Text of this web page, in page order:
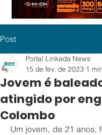
Post
Jovem é
atingido por
Colombo
Portal Linkada News
15 de fev. de 2023 1
Um jovem, de 21 anos,